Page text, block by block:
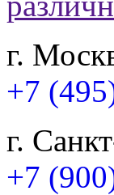
г.
+7
г.
+7